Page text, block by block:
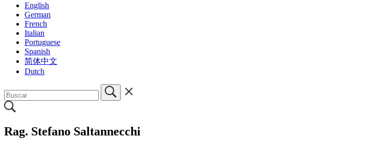
English
German
French
Italian
Portuguese
Spanish
简体中文
Dutch
Rag. Stefano Saltannecchi